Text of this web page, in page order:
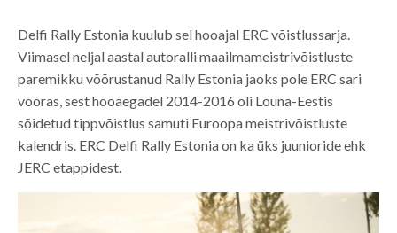
Delfi Rally Estonia kuulub sel hooajal ERC võistlussarja.
Viimasel neljal aastal autoralli maailmameistrivõistluste
paremikku võõrustanud Rally Estonia jaoks pole ERC sari
võõras, sest hooaegadel 2014-2016 oli Lõuna-Eestis
sõidetud tippvõistlus samuti Euroopa meistrivõistluste
kalendris. ERC Delfi Rally Estonia on ka üks juunioride ehk
JERC etappidest.